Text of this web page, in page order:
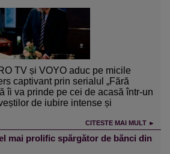
TV și VOYO aduc pe micile
captivant prin serialul „Fără
îi va prinde pe cei de acasă într-un
de iubire intense și
CITESTE MAI MULT ►
mai prolific spărgător de bănci din